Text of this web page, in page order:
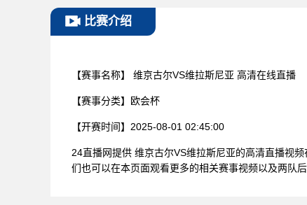
比赛介绍
【赛事名称】 维京古尔VS维拉斯尼亚 高清在线直播
【赛事分类】 欧会杯
【开赛时间】 2025-08-01 02:45:00
24直播网提供 维京古尔VS维拉斯尼亚的高清直播视
们也可以在本页面观看更多的相关赛事视频以及两队